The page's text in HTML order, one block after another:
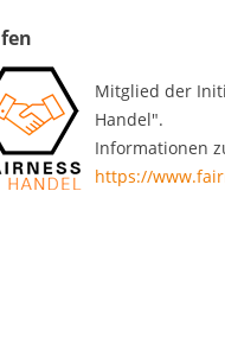
Mitglied der
Handel".
Informationen
https://